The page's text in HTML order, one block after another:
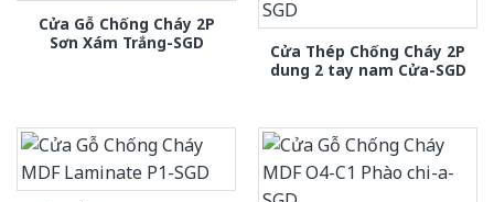
Cửa Gỗ Chống Cháy 2P
Sơn Xám Trắng-SGD
Cửa Thép Chống Cháy 2P
dung 2 tay nam Cửa-SGD